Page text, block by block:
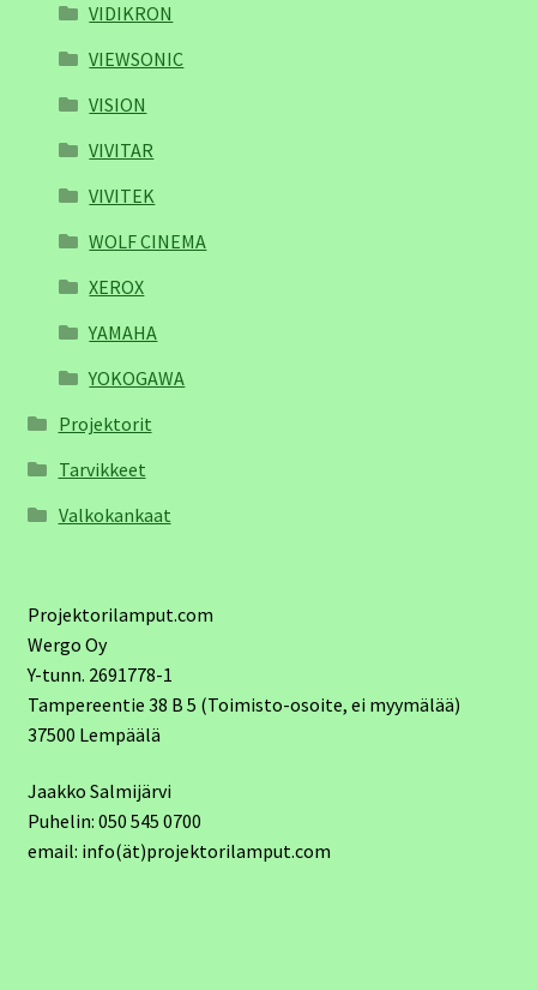
VIDIKRON
VIEWSONIC
VISION
VIVITAR
VIVITEK
WOLF CINEMA
XEROX
YAMAHA
YOKOGAWA
Projektorit
Tarvikkeet
Valkokankaat
Projektorilamput.com
Wergo Oy
Y-tunn. 2691778-1
Tampereentie 38 B 5 (Toimisto-osoite, ei myymälää)
37500 Lempäälä
Jaakko Salmijärvi
Puhelin: 050 545 0700
email: info(ät)projektorilamput.com